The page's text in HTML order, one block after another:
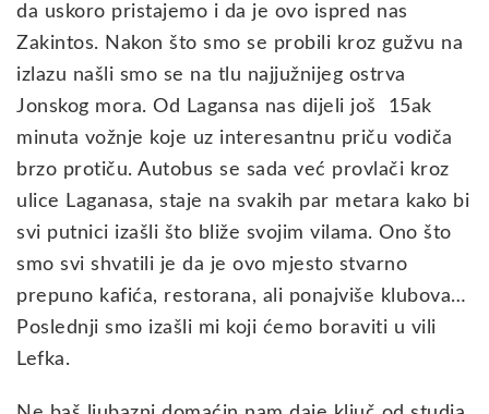
da uskoro pristajemo i da je ovo ispred nas
Zakintos. Nakon što smo se probili kroz gužvu na
izlazu našli smo se na tlu najjužnijeg ostrva
Jonskog mora. Od Lagansa nas dijeli još 15ak
minuta vožnje koje uz interesantnu priču vodiča
brzo protiču. Autobus se sada već provlači kroz
ulice Laganasa, staje na svakih par metara kako bi
svi putnici izašli što bliže svojim vilama. Ono što
smo svi shvatili je da je ovo mjesto stvarno
prepuno kafića, restorana, ali ponajviše klubova…
Poslednji smo izašli mi koji ćemo boraviti u vili
Lefka.